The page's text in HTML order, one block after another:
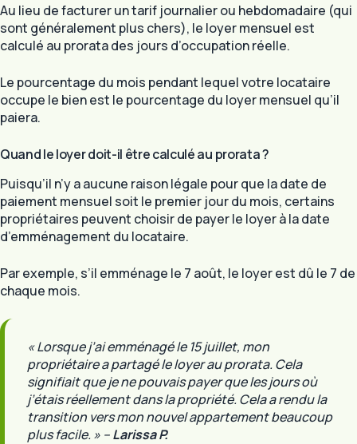
Au lieu de facturer un tarif journalier ou hebdomadaire (qui
sont généralement plus chers), le loyer mensuel est
calculé au prorata des jours d’occupation réelle.
Le pourcentage du mois pendant lequel votre locataire
occupe le bien est le pourcentage du loyer mensuel qu’il
paiera.
Quand le loyer doit-il être calculé au prorata ?
Puisqu’il n’y a aucune raison légale pour que la date de
paiement mensuel soit le premier jour du mois, certains
propriétaires peuvent choisir de payer le loyer à la date
d’emménagement du locataire.
Par exemple, s’il emménage le 7 août, le loyer est dû le 7 de
chaque mois.
« Lorsque j’ai emménagé le 15 juillet, mon
propriétaire a partagé le loyer au prorata. Cela
signifiait que je ne pouvais payer que les jours où
j’étais réellement dans la propriété. Cela a rendu la
transition vers mon nouvel appartement beaucoup
plus facile. » –Larissa P.